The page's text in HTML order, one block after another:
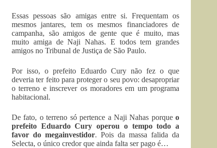
Essas pessoas são amigas entre si. Frequentam os
mesmos jantares, tem os mesmos financiadores de
campanha, são amigos de gente que é muito, mas
muito amiga de Naji Nahas. E todos tem grandes
amigos no Tribunal de Justiça de São Paulo.
Por isso, o prefeito Eduardo Cury não fez o que
deveria ter feito para proteger o seu povo: desapropriar
o terreno e inscrever os moradores em um programa
habitacional.
De fato, o terreno só pertence a Naji Nahas porqueo
prefeito Eduardo Cury operou o tempo todo a
favor do megainvestidor. Pois da massa falida da
Selecta, o único credor que ainda falta ser pago é…